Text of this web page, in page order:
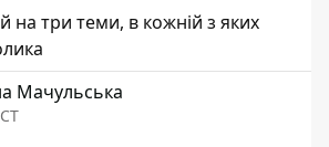
на три теми, в кожній з яких
Мачульська